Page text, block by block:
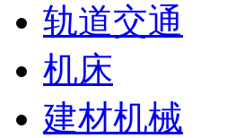
轨道交通
机床
建材机械